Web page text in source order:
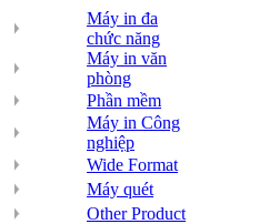
Máy in đa
chức năng
Máy in văn
phòng
Phần mềm
Máy in Công
nghiệp
Wide Format
Máy quét
Other Product